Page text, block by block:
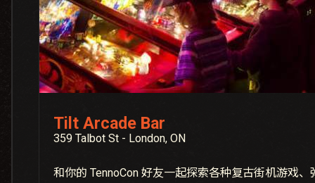
Tilt Arcade Bar
359 Talbot St - London, ON
和你的 TennoCon 好友一起探索各种复古街机游戏